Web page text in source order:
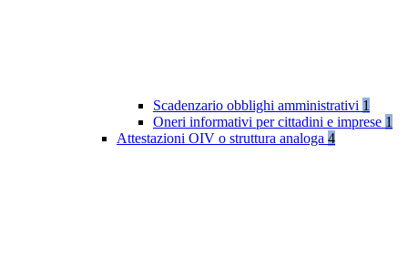
Scadenzario obblighi amministrativi 1
Oneri informativi per cittadini e imprese 1
Attestazioni OIV o struttura analoga 4